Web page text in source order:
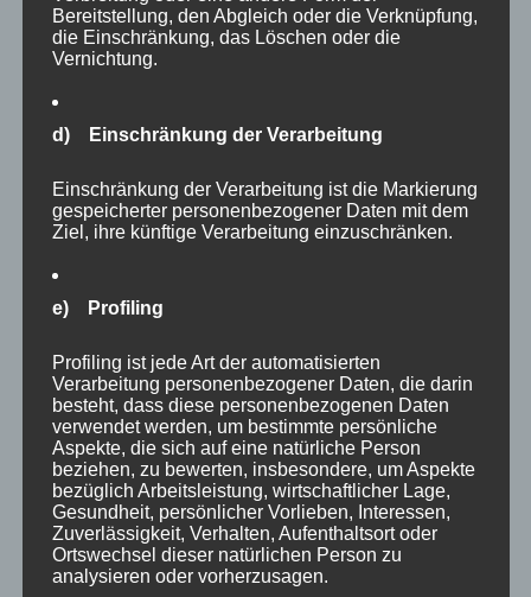
und-globale-
ueberwachung
magazin.de/artikel/pandemievertrag-
und-
globale-
Why the rush? A call for
Bereitstellung, den Abgleich oder die Verknüpfung,
die Einschränkung, das Löschen oder die
Vernichtung.
d) Einschränkung der Verarbeitung
Einschränkung der Verarbeitung ist die Markierung
gespeicherter personenbezogener Daten mit dem
Ziel, ihre künftige Verarbeitung einzuschränken.
e) Profiling
Profiling ist jede Art der automatisierten
Verarbeitung personenbezogener Daten, die darin
besteht, dass diese personenbezogenen Daten
verwendet werden, um bestimmte persönliche
Aspekte, die sich auf eine natürliche Person
beziehen, zu bewerten, insbesondere, um Aspekte
bezüglich Arbeitsleistung, wirtschaftlicher Lage,
Gesundheit, persönlicher Vorlieben, Interessen,
Zuverlässigkeit, Verhalten, Aufenthaltsort oder
Ortswechsel dieser natürlichen Person zu
analysieren oder vorherzusagen.